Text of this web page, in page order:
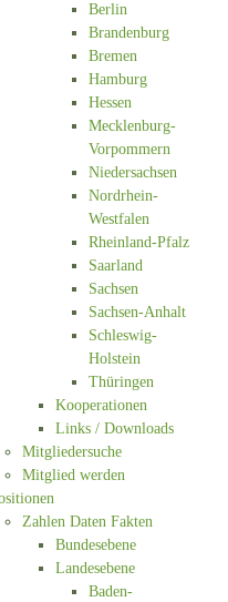
Berlin
Brandenburg
Bremen
Hamburg
Hessen
Mecklenburg-
Vorpommern
Niedersachsen
Nordrhein-
Westfalen
Rheinland-Pfalz
Saarland
Sachsen
Sachsen-Anhalt
Schleswig-
Holstein
Thüringen
Kooperationen
Links / Downloads
Mitgliedersuche
Mitglied werden
Zahlen Daten Fakten
Bundesebene
Landesebene
Baden-